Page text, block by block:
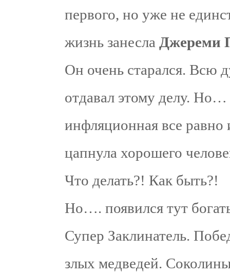
первого, но уже не
жизнь занесла Джереми
Он очень старался. Всю
отдавал этому делу.
инфляционная все
цапнула хорошего
Что делать?! Как быть?!
Но…. появился тут
Супер Заклинатель.
злых медведей.